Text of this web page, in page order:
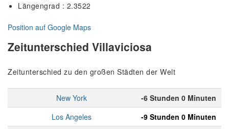
Längengrad : 2.3522
Position auf Google Maps
Zeitunterschied Villaviciosa
Zeitunterschied zu den großen Städten der Welt
New York
-6 Stunden 0 Minuten
Los Angeles
-9 Stunden 0 Minuten